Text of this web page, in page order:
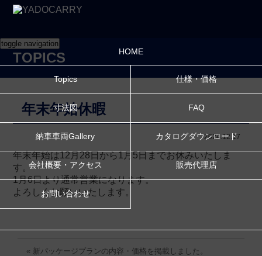
toggle navigation
HOME
Topics 仕様・価格
寸法図 FAQ
納車車両Gallery カタログダウンロード
会社概要・アクセス 販売代理店
お問い合わせ
TOPICS
年末年始休暇
2024.12.17
年末年始は12月28日から1月5日までお休みいたしま
す。
1月6日より通常営業になります。
よろしくお願いいたします。
« 新パッケージプランの内容・価格を掲載しました。